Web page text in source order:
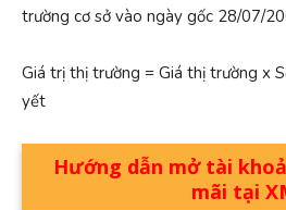
trường cơ sở vào ngày gốc 28/07/
Giá trị thị trường = Giá thị trường x
yết
Hướng dẫn mở tài
mãi tại